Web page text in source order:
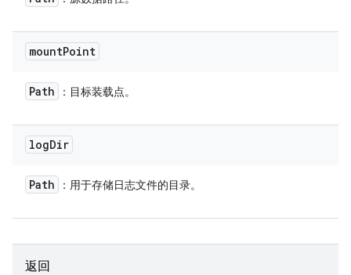
mountPoint
Path ：目标装载点。
logDir
Path ：用于存储日志文件的目录。
返回